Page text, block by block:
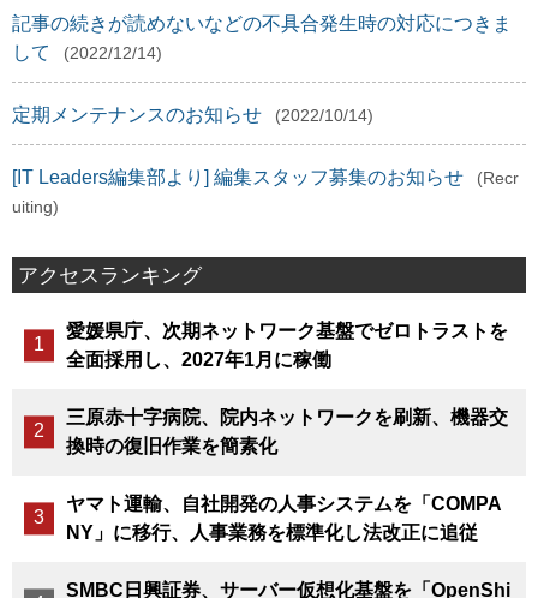
記事の続きが読めないなどの不具合発生時の対応につきま
して
(2022/12/14)
定期メンテナンスのお知らせ (2022/10/14)
[IT Leaders編集部より] 編集スタッフ募集のお知らせ
(Recr
uiting)
アクセスランキング
愛媛県庁、次期ネットワーク基盤でゼロトラストを
全面採用し、2027年1月に稼働
三原赤十字病院、院内ネットワークを刷新、機器交
換時の復旧作業を簡素化
ヤマト運輸、自社開発の人事システムを「COMPA
NY」に移行、人事業務を標準化し法改正に追従
SMBC日興証券、サーバー仮想化基盤を「OpenShi